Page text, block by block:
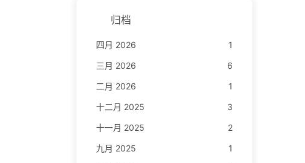
归档
四月 2026
1
三月 2026
6
二月 2026
1
十二月 2025
3
十一月 2025
2
九月 2025
1